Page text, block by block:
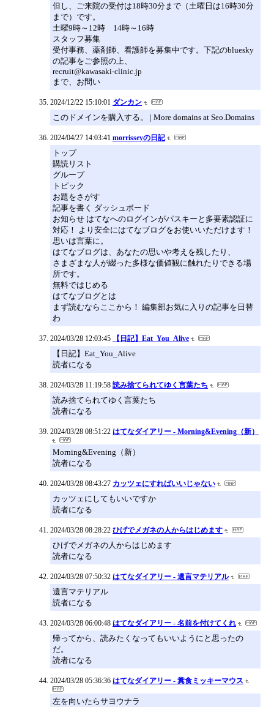
但し、ご来院の受付は18時30分まで（土曜日は16時30分
まで）です。
土曜9時～12時 14時～16時
スタッフ募集
受付事務、薬剤師、看護師を募集中です。下記のbluesky
の記事をご参照の上、
recruit@kawasaki-clinic.jp
まで、お問い
2024/12/22 15:10:01 ダンカン
このドメインを購入する。 | More domains at Seo.Domains
2024/04/27 14:03:41 morrisseyの日記
トップ
購読リスト
グループ
トピック
お題をさがす
記事を書く ダッシュボード
お知らせ はてなへのログインがパスキーと多要素認証に
対応！ より安全にはてなブログをお使いいただけます！
思いは言葉に。
はてなブログは、あなたの思いや考えを残したり、
さまざまな人が綴った多様な価値観に触れたりできる場
所です。
無料ではじめる
はてなブログとは
まず読むならここから！ 編集部お気に入りの記事を日替
わ
2024/03/28 12:03:45 【日記】Eat_You_Alive
【日記】Eat_You_Alive
読者になる
2024/03/28 11:19:58 読み捨てられてゆく言葉たち
読み捨てられてゆく言葉たち
読者になる
2024/03/28 08:51:22 はてなダイアリー - Morning&Evening（新）
Morning&Evening（新）
読者になる
2024/03/28 08:43:27 カッツェにすればいいじゃない
カッツェにしてもいいですか
読者になる
2024/03/28 08:28:22 ひげでメガネの人からはじめます
ひげでメガネの人からはじめます
読者になる
2024/03/28 07:50:32 はてなダイアリー - 遺言マテリアル
遺言マテリアル
読者になる
2024/03/28 06:00:48 はてなダイアリー - 名前を付けてくれ
帰ってから、読みたくなってもいいようにと思ったの
だ。
読者になる
2024/03/28 05:36:36 はてなダイアリー - 糞食ミッキーマウス
左を向いたらサヨウナラ